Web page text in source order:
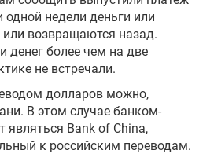
недели деньги или
или возвращаются назад.
денег более чем на две
не встречали.
долларов можно,
В этом случае банком-
являться Bank of China,
к российским переводам.